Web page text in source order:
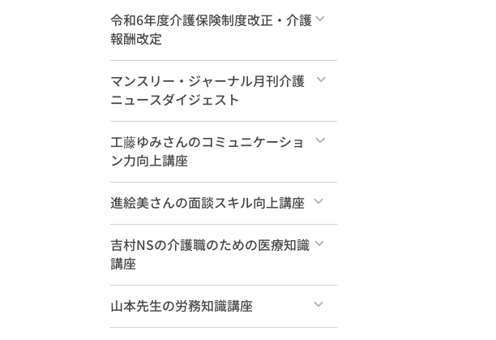
すべて
令和6年度介護保険制度改正・介護
報酬改定
すべて
マンスリー・ジャーナル月刊介護
ニュースダイジェスト
すべて
工藤ゆみさんのコミュニケーショ
ン力向上講座
すべて
進絵美さんの面談スキル向上講座
すべて
吉村NSの介護職のための医療知識
講座
すべて
山本先生の労務知識講座